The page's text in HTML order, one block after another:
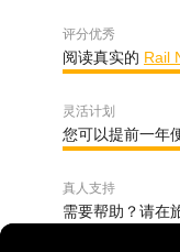
评分优秀
阅读真实的 Rail
灵活计划
您可以提前一年
真人支持
需要帮助？请在